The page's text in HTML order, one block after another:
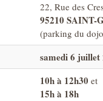
22, Rue des
95210 SAINT-
(parking du
samedi 6 juillet
10h à 12h30 et
15h à 18h